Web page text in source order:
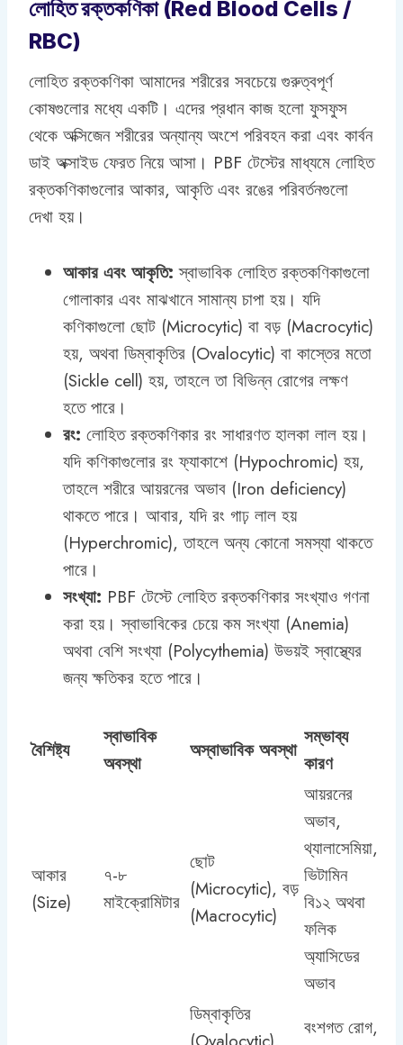
লোহিত রক্তকণিকা (Red Blood Cells /
RBC)
লোহিত রক্তকণিকা আমাদের শরীরের সবচেয়ে গুরুত্বপূর্ণ
কোষগুলোর মধ্যে একটি। এদের প্রধান কাজ হলো ফুসফুস
থেকে অক্সিজেন শরীরের অন্যান্য অংশে পরিবহন করা এবং কার্বন
ডাই অক্সাইড ফেরত নিয়ে আসা। PBF টেস্টের মাধ্যমে লোহিত
রক্তকণিকাগুলোর আকার, আকৃতি এবং রঙের পরিবর্তনগুলো
দেখা হয়।
আকার এবং আকৃতি: স্বাভাবিক লোহিত রক্তকণিকাগুলো
গোলাকার এবং মাঝখানে সামান্য চাপা হয়। যদি
কণিকাগুলো ছোট (Microcytic) বা বড় (Macrocytic)
হয়, অথবা ডিম্বাকৃতির (Ovalocytic) বা কাস্তের মতো
(Sickle cell) হয়, তাহলে তা বিভিন্ন রোগের লক্ষণ
হতে পারে।
রং: লোহিত রক্তকণিকার রং সাধারণত হালকা লাল হয়।
যদি কণিকাগুলোর রং ফ্যাকাশে (Hypochromic) হয়,
তাহলে শরীরে আয়রনের অভাব (Iron deficiency)
থাকতে পারে। আবার, যদি রং গাঢ় লাল হয়
(Hyperchromic), তাহলে অন্য কোনো সমস্যা থাকতে
পারে।
সংখ্যা: PBF টেস্টে লোহিত রক্তকণিকার সংখ্যাও গণনা
করা হয়। স্বাভাবিকের চেয়ে কম সংখ্যা (Anemia)
অথবা বেশি সংখ্যা (Polycythemia) উভয়ই স্বাস্থ্যের
জন্য ক্ষতিকর হতে পারে।
বৈশিষ্ট্য
স্বাভাবিক
অবস্থা
অস্বাভাবিক অবস্থা
সম্ভাব্য
কারণ
আকার
(Size)
৭-৮
মাইক্রোমিটার
ছোট
(Microcytic), বড়
(Macrocytic)
আয়রনের
অভাব,
থ্যালাসেমিয়া,
ভিটামিন
বি১২ অথবা
ফলিক
অ্যাসিডের
অভাব
ডিম্বাকৃতির
বংশগত রোগ,